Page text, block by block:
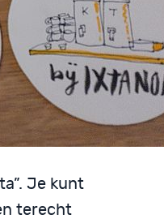
Je kunt
terecht